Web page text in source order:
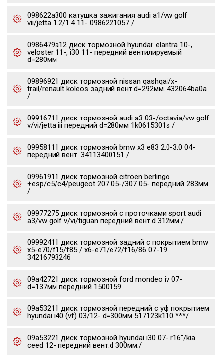
098622a300 катушка зажигания audi a1/vw golf
vii/jetta 1.2/1.4 11- 0986221057 /
0986479a12 диск тормозной hyundai: elantra 10-,
veloster 11-, i30 11- передний вентилируемый
d=280мм
09896921 диск тормозной nissan qashqai/x-
trail/renault koleos задний вент.d=292мм. 432064ba0a
/
09916711 диск тормозной audi a3 03-/octavia/vw golf
v/vi/jetta iii передний d=280мм 1k0615301s /
09958111 диск тормозной bmw x3 e83 2.0-3.0 04-
передний вент. 34113400151 /
09961911 диск тормозной citroen berlingo
+esp/c5/c4/peugeot 207 05-/307 05- передний 283мм.
/
09977275 диск тормозной c проточками sport audi
a3/vw golf v/vi/tiguan передний вент.d 312мм./
09992411 диск тормозной задний с покрытием bmw
x5-e70/f15/f85 / x6-e71/e72/f16/86 07-19
34216793246
09a42721 диск тормозной ford mondeo iv 07-
d=137мм передний 1500159
09a53211 диск тормозной передний с уф покрытием
hyundai i40 (vf) 03/12- d=300мм 517123k110 ***/
09a53221 диск тормозной hyundai i30 07- r16"/kia
ceed 12- передний вент.d 300мм./